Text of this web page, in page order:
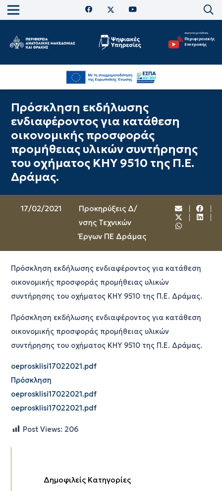
Πρόσκληση εκδήλωσης
ενδιαφέροντος για κατάθεση
οικονομικής προσφοράς
προμήθειας υλικών συντήρησης
του οχήματος ΚΗΥ 9510 της Π.Ε.
Δράμας.
17/02/2021
Προκηρύξεις Δ/
νσης Τεχνικών
Έργων ΠΕ Δράμας
Πρόσκληση εκδήλωσης ενδιαφέροντος για κατάθεση
οικονομικής προσφοράς προμήθειας υλικών
συντήρησης του οχήματος ΚΗΥ 9510 της Π.Ε. Δράμας.
Πρόσκληση εκδήλωσης ενδιαφέροντος για κατάθεση
οικονομικής προσφοράς προμήθειας υλικών
συντήρησης του οχήματος ΚΗΥ 9510 της Π.Ε. Δράμας.
oeprosklisi17022021.pdf
Πρόσκληση
oeprosklisi17022021.pdf
oeprosklisi17022021.pdf
Post Views: 206
Δημοφιλείς Κατηγορίες